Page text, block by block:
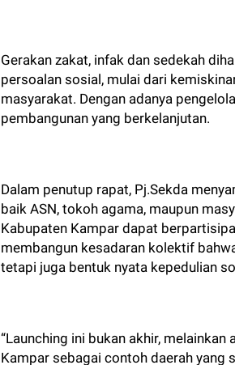
Gerakan zakat, infak dan sedekah
persoalan sosial, mulai dari
masyarakat. Dengan adanya
pembangunan yang berkelanjutan.
Dalam penutup rapat, Pj.Sekda
baik ASN, tokoh agama, maupun
Kabupaten Kampar dapat
membangun kesadaran kolektif
tetapi juga bentuk nyata kepedulian
“Launching ini bukan akhir,
Kampar sebagai contoh daerah yang